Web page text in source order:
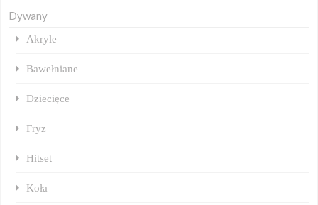
Dywany
Akryle
Bawełniane
Dziecięce
Fryz
Hitset
Koła